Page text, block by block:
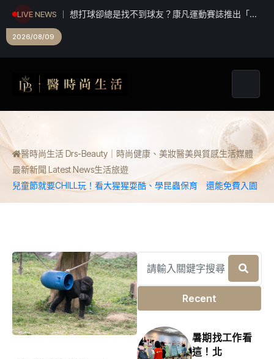
LIVE NEWS
想打球卻總是找不到球友？康凡運動賽誌推出「揪
2026/08/09
醫時尚生活 Drs-Beauty｜時尚健康、美妝醫美與質感生活媒體
最新新聞 Latest News生活旅遊
兒童節就要CHILL玩！看大猩猩耍酷、學昆蟲保育 還能免費入園
Recent
暑期找工作看
這！北